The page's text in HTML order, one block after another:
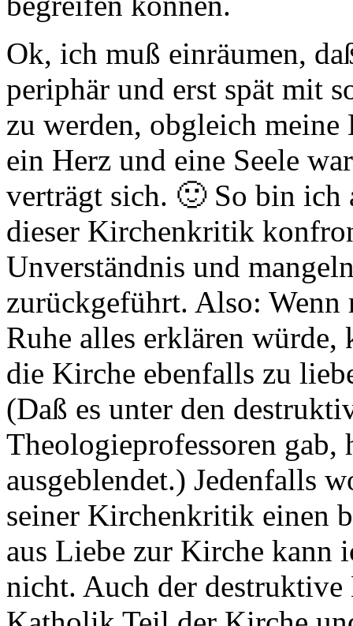
Ok, ich muß einräumen,
periphär und erst spät mit
zu werden, obgleich
ein Herz und eine Seele
verträgt sich. 🙂 So bin
dieser Kirchenkritik
Unverständnis und
zurückgeführt. Also:
Ruhe alles erklären würde,
die Kirche ebenfalls zu
(Daß es unter den
Theologieprofessoren gab,
ausgeblendet.) Jedenfalls
seiner Kirchenkritik einen
aus Liebe zur Kirche kann
nicht. Auch der